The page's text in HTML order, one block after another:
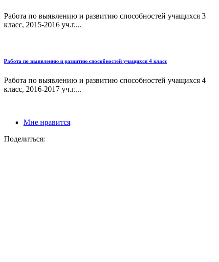
Работа по выявлению и развитию способностей учащихся 3
класс, 2015-2016 уч.г....
Работа по выявлению и развитию способностей учащихся 4 класс
Работа по выявлению и развитию способностей учащихся 4
класс, 2016-2017 уч.г....
Мне нравится
Поделиться: